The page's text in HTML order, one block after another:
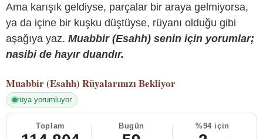
Ama karışık geldiyse, parçalar bir araya gelmiyorsa,
ya da içine bir kuşku düştüyse, rüyanı olduğu gibi
aşağıya yaz. Muabbir (Esahh) senin için yorumlar;
nasibi de hayır duandır.
Muabbir (Esahh) Rüyalarınızı Bekliyor
rüya yorumluyor
Toplam Bugün %94 için